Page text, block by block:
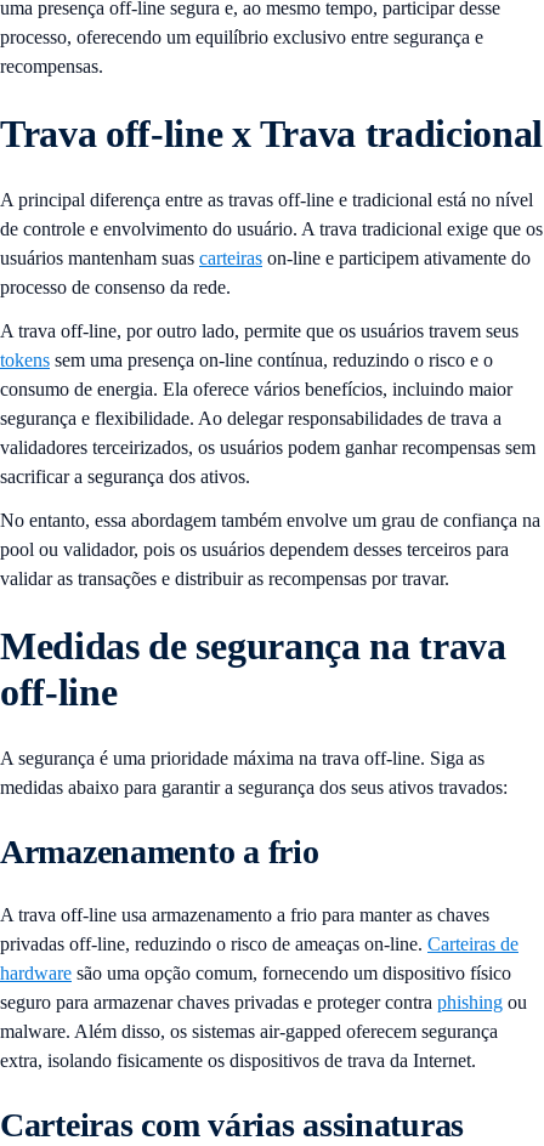
uma presença off-line segura e, ao mesmo tempo, participar desse
processo, oferecendo um equilíbrio exclusivo entre segurança e
recompensas.
Trava off-line x Trava tradicional
A principal diferença entre as travas off-line e tradicional está no nível
de controle e envolvimento do usuário. A trava tradicional exige que os
usuários mantenham suas carteiras on-line e participem ativamente do
processo de consenso da rede.
A trava off-line, por outro lado, permite que os usuários travem seus
tokens sem uma presença on-line contínua, reduzindo o risco e o
consumo de energia. Ela oferece vários benefícios, incluindo maior
segurança e flexibilidade. Ao delegar responsabilidades de trava a
validadores terceirizados, os usuários podem ganhar recompensas sem
sacrificar a segurança dos ativos.
No entanto, essa abordagem também envolve um grau de confiança na
pool ou validador, pois os usuários dependem desses terceiros para
validar as transações e distribuir as recompensas por travar.
Medidas de segurança na trava
off-line
A segurança é uma prioridade máxima na trava off-line. Siga as
medidas abaixo para garantir a segurança dos seus ativos travados:
Armazenamento a frio
A trava off-line usa armazenamento a frio para manter as chaves
privadas off-line, reduzindo o risco de ameaças on-line. Carteiras de
hardware são uma opção comum, fornecendo um dispositivo físico
seguro para armazenar chaves privadas e proteger contra phishing ou
malware. Além disso, os sistemas air-gapped oferecem segurança
extra, isolando fisicamente os dispositivos de trava da Internet.
Carteiras com várias assinaturas